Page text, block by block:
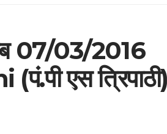
07/03/2016
एस